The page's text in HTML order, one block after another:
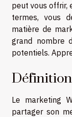
peut vous offrir,
termes, vous
matière de
grand nombre
potentiels.
Le marketing
partager son